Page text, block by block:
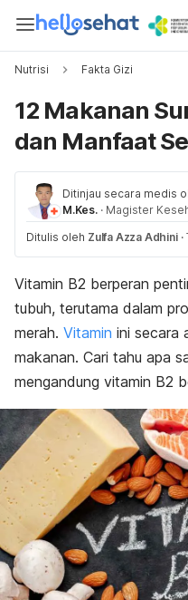
Nutrisi Fakta Gizi
12 Makanan
dan Manfaat
Ditinjau secara medis
M.Kes. · Magister
Ditulis oleh Zulfa Azza Adhini ·
Vitamin B2 berperan
tubuh, terutama dalam
merah. Vitamin ini secara
makanan. Cari tahu apa
mengandung vitamin B2